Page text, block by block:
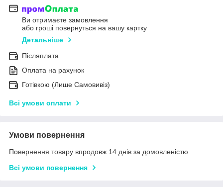
Ви отримаєте замовлення
або гроші повернуться на вашу картку
Детальніше
Післяплата
Оплата на рахунок
Готівкою (Лише Самовивіз)
Всі умови оплати
Умови повернення
Повернення товару впродовж 14 днів за домовленістю
Всі умови повернення